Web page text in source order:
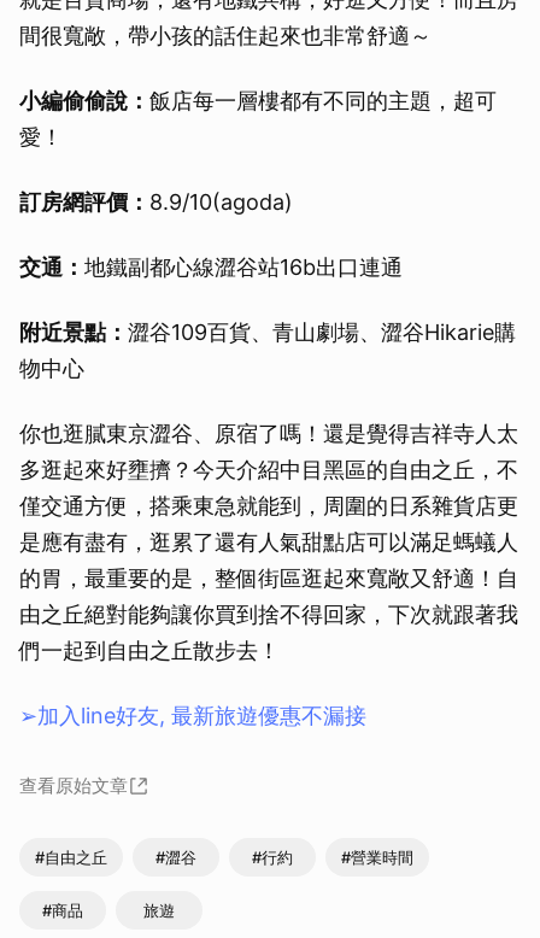
間很寬敞，帶小孩的話住起來也非常舒適～
小編偷偷說： 飯店每一層樓都有不同的主題，超可
愛！
訂房網評價： 8.9/10(agoda)
交通： 地鐵副都心線澀谷站16b出口連通
附近景點： 澀谷109百貨、青山劇場、澀谷Hikarie購
物中心
你也逛膩東京澀谷、原宿了嗎！還是覺得吉祥寺人太
多逛起來好壅擠？今天介紹中目黑區的自由之丘，不
僅交通方便，搭乘東急就能到，周圍的日系雜貨店更
是應有盡有，逛累了還有人氣甜點店可以滿足螞蟻人
的胃，最重要的是，整個街區逛起來寬敞又舒適！自
由之丘絕對能夠讓你買到捨不得回家，下次就跟著我
們一起到自由之丘散步去！
➢加入line好友, 最新旅遊優惠不漏接
查看原始文章
#自由之丘 #澀谷 #行約 #營業時間
#商品 旅遊